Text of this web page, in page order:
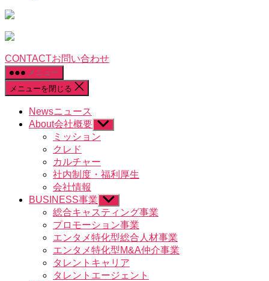
CONTACTお問い合わせ
メニュー
メニューを閉じる
Newsニュース
About会社概要 サ
ブ
ュ
ー
表
示
ミッション
クレド
カルチャー
社内制度・福利厚生
会社情報
BUSINESS事業 サ
ブ
メ
ニ
ュ
ー
を
表
総合キャスティング事業
プロモーション事業
エンタメ特化型総合人材事業
エンタメ特化型M&A仲介事業
タレントキャリア
タレントエージェント